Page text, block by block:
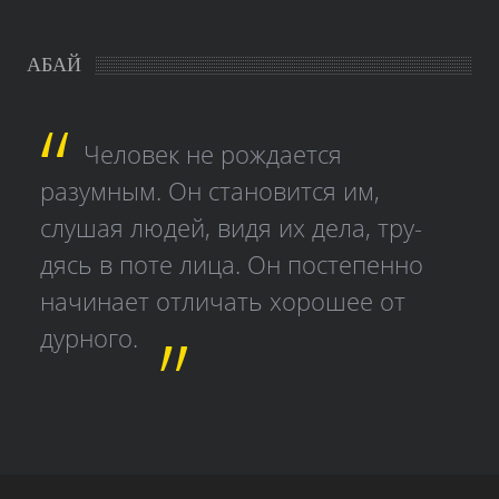
АБАЙ
Человек не рождается
разумным. Он становится им,
слушая людей, видя их дела, тру­
дясь в поте лица. Он постепенно
начинает отличать хорошее от
дурного.